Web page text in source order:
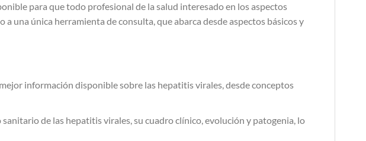
para que todo profesional de la salud interesado en los aspectos
una única herramienta de consulta, que abarca desde aspectos básicos y
información disponible sobre las hepatitis virales, desde conceptos
de las hepatitis virales, su cuadro clínico, evolución y patogenia, lo